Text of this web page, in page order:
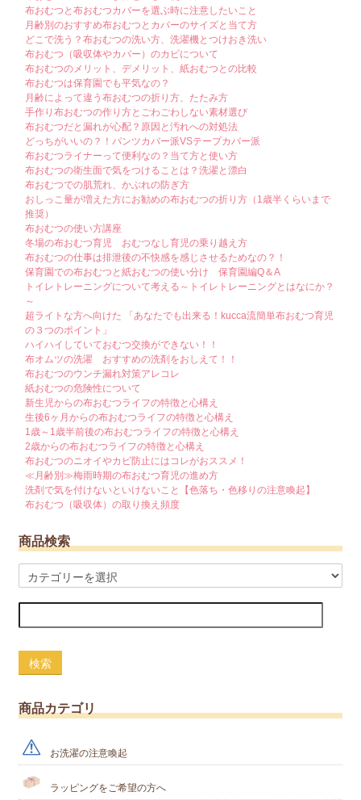
布おむつと布おむつカバーを選ぶ時に注意したいこと
月齢別のおすすめ布おむつとカバーのサイズと当て方
どこで洗う？布おむつの洗い方、洗濯機とつけおき洗い
布おむつ（吸収体やカバー）のカビについて
布おむつのメリット、デメリット、紙おむつとの比較
布おむつは保育園でも平気なの？
月齢によって違う布おむつの折り方、たたみ方
手作り布おむつの作り方とごわごわしない素材選び
布おむつだと漏れが心配？原因と汚れへの対処法
どっちがいいの？！パンツカバー派VSテープカバー派
布おむつライナーって便利なの？当て方と使い方
布おむつの衛生面で気をつけることは？洗濯と漂白
布おむつでの肌荒れ、かぶれの防ぎ方
おしっこ量が増えた方にお勧めの布おむつの折り方（1歳半くらいまで
推奨）
布おむつの使い方講座
冬場の布おむつ育児 おむつなし育児の乗り越え方
布おむつの仕事は排泄後の不快感を感じさせるためなの？！
保育園での布おむつと紙おむつの使い分け 保育園編Q＆A
トイレトレーニングについて考える～トイレトレーニングとはなにか？
～
超ライトな方へ向けた 「あなたでも出来る！kucca流簡単布おむつ育児
の３つのポイント」
ハイハイしていておむつ交換ができない！！
布オムツの洗濯 おすすめの洗剤をおしえて！！
布おむつのウンチ漏れ対策アレコレ
紙おむつの危険性について
新生児からの布おむつライフの特徴と心構え
生後6ヶ月からの布おむつライフの特徴と心構え
1歳～1歳半前後の布おむつライフの特徴と心構え
2歳からの布おむつライフの特徴と心構え
布おむつのニオイやカビ防止にはコレがおススメ！
≪月齢別≫梅雨時期の布おむつ育児の進め方
洗剤で気を付けないといけないこと【色落ち・色移りの注意喚起】
布おむつ（吸収体）の取り換え頻度
商品検索
検索
商品カテゴリ
お洗濯の注意喚起
ラッピングをご希望の方へ